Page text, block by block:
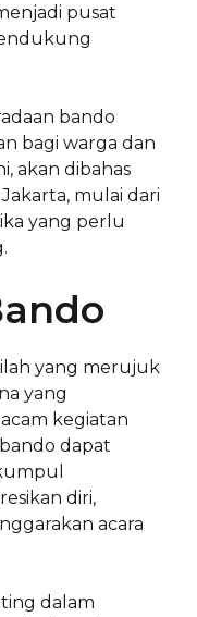
pusat
bando
bagi warga dan
akan dibahas
mulai dari
yang perlu
yang merujuk
yang
kegiatan
dapat
diri,
acara
dalam